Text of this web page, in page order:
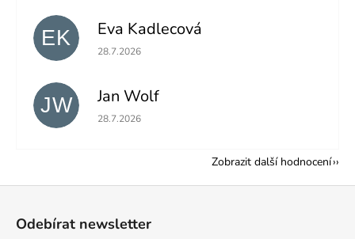
EK Eva Kadlecová
Hodnocení obchodu je 5 z 5 hvězdiček.
28.7.2026
JW Jan Wolf
Hodnocení obchodu je 5 z 5 hvězdiček.
28.7.2026
Zobrazit další hodnocení
Odebírat newsletter